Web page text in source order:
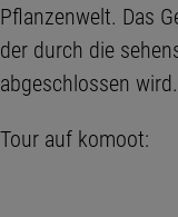
Pflanzenwelt. Das
der durch die
abgeschlossen wird.
Tour auf komoot: